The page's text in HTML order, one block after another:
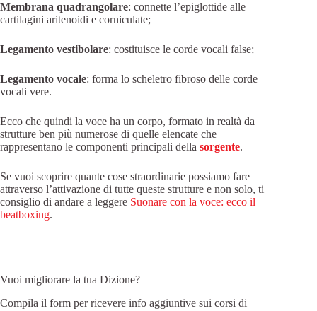
Membrana quadrangolare: connette l’epiglottide alle
cartilagini aritenoidi e corniculate;
Legamento vestibolare: costituisce le corde vocali false;
Legamento vocale: forma lo scheletro fibroso delle corde
vocali vere.
Ecco che quindi la voce ha un corpo, formato in realtà da
strutture ben più numerose di quelle elencate che
rappresentano le componenti principali della sorgente.
Se vuoi scoprire quante cose straordinarie possiamo fare
attraverso l’attivazione di tutte queste strutture e non solo, ti
consiglio di andare a leggere Suonare con la voce: ecco il
beatboxing.
Vuoi migliorare la tua Dizione?
Compila il form per ricevere info aggiuntive sui corsi di